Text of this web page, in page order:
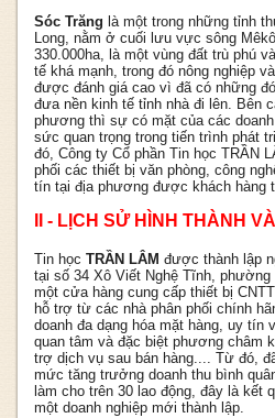
Sóc Trăng là một trong những tỉnh
Long, nằm ở cuối lưu vực sông
330.000ha, là một vùng đất trù phú
tế khá mạnh, trong đó nông nghiệp
được đánh giá cao vì đã có những
đưa nền kinh tế tỉnh nhà đi lên. Bên
phương thì sự có mặt của các
sức quan trọng trong tiến trình phát
đó, Công ty Cổ phần Tin học TRẦN
phối các thiết bị văn phòng, công
tín tại địa phương được khách hàng
II - LỊCH SỬ HÌNH THÀNH
Tin học TRẦN LÂM được thành lập
tại số 34 Xô Viết Nghệ Tĩnh,
một cửa hàng cung cấp thiết bị
hỗ trợ từ các nhà phân phối chính
doanh đa dạng hóa mặt hàng, uy
quan tâm và đặc biệt phương châm
trợ dịch vụ sau bán hàng.... Từ đó,
mức tăng trưởng doanh thu bình
làm cho trên 30 lao động, đây là kết
một doanh nghiệp mới thành lập.